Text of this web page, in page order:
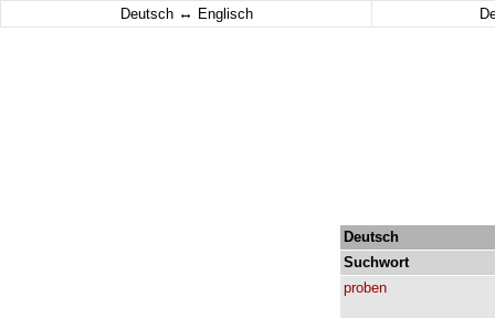
Deutsch ↔ Englisch
Deutsch
Suchwort
proben